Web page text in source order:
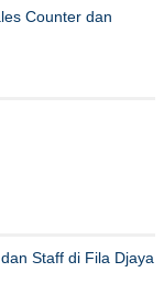
Counter dan
Staff di Fila Djaya